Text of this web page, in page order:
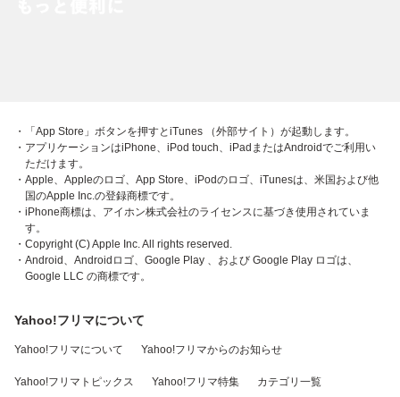
・「App Store」ボタンを押すとiTunes （外部サイト）が起動します。
・アプリケーションはiPhone、iPod touch、iPadまたはAndroidでご利用い
ただけます。
・Apple、Appleのロゴ、App Store、iPodのロゴ、iTunesは、米国および他
国のApple Inc.の登録商標です。
・iPhone商標は、アイホン株式会社のライセンスに基づき使用されていま
す。
・Copyright (C) Apple Inc. All rights reserved.
・Android、Androidロゴ、Google Play 、および Google Play ロゴは、
Google LLC の商標です。
Yahoo!フリマについて
Yahoo!フリマについて Yahoo!フリマからのお知らせ
Yahoo!フリマトピックス Yahoo!フリマ特集 カテゴリ一覧